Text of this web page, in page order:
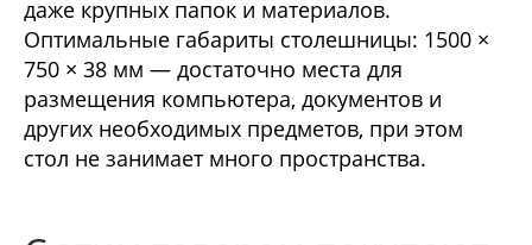
даже крупных папок и материалов.
Оптимальные габариты столешницы: 1500 ×
750 × 38 мм — достаточно места для
размещения компьютера, документов и
других необходимых предметов, при этом
стол не занимает много пространства.